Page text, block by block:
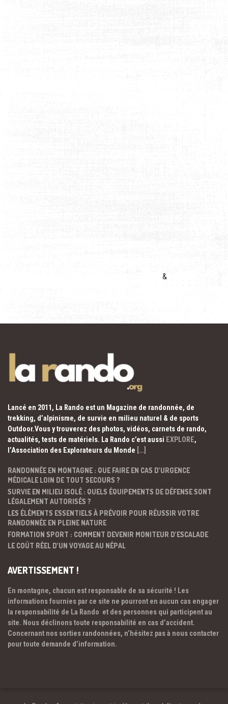
&
Lancé en 2011, La Rando est un Magazine de randonnée, de
trekking, d’alpinisme, de survie en milieu naturel & de sports
Outdoor.Vous y trouverez des photos, vidéos, carnets de rando,
actualités, tests de matériels. La Rando c’est aussi EXPLORE,
l’Association des Explorateurs du Monde […]
RANDONNÉE EN MONTAGNE : QUE FAIRE EN CAS D’URGENCE
MÉDICALE LOIN DE TOUT SECOURS ?
SURVIE EN MILIEU ISOLÉ : QUELS ÉQUIPEMENTS DE DÉFENSE SONT
LÉGALEMENT AUTORISÉS ?
LES ÉLÉMENTS ESSENTIELS À PRÉVOIR POUR RÉUSSIR VOTRE
RANDONNÉE EN PLEINE NATURE
FORMATION SPORT : COMMENT DEVENIR MONITEUR D’ESCALADE
LE COÛT RÉEL D’UN VOYAGE AU NÉPAL
AVERTISSEMENT !
En montagne, chacun est responsable de sa sécurité ! Les
informations fournies par ce site ne pourront en aucun cas engager
la responsabilité de La Rando et des personnes qui participent au
site. Nous déclinons toute responsabilité en cas d’accident.
Concernant nos sorties randonnées, n’hésitez pas à nous contacter
pour toute demande d’information.